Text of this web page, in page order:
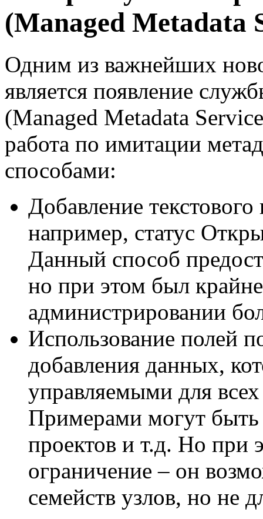
(Managed Metadata
Одним из важнейших
является появление
(Managed Metadata
работа по имитации
способами:
Добавление
например, статус
Данный способ
но при этом был
администрировании
Использование полей
добавления данных,
управляемыми для всех
Примерами могут быть
проектов и т.д. Но при
ограничение – он
семейств узлов, но не